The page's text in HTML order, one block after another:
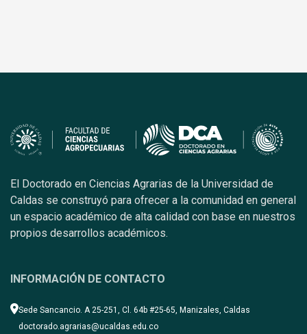
El Doctorado en Ciencias Agrarias de la Universidad de
Caldas se construyó para ofrecer a la comunidad en general
un espacio académico de alta calidad con base en nuestros
propios desarrollos académicos.
INFORMACIÓN DE CONTACTO
Sede Sancancio. A 25-251, Cl. 64b #25-65, Manizales, Caldas
doctorado.agrarias@ucaldas.edu.co